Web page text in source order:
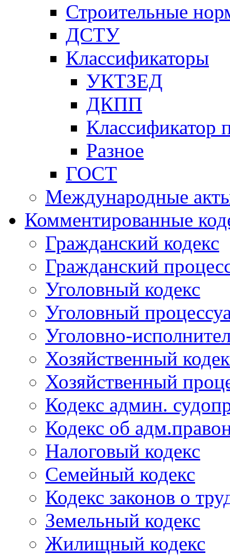
Строительные
ДСТУ
Классификаторы
УКТЗЕД
ДКПП
Классификатор
Разное
ГОСТ
Международные
Комментированные
Гражданский кодекс
Гражданский
Уголовный кодекс
Уголовный
Уголовно-
Хозяйственный
Хозяйственный
Кодекс админ.
Кодекс об
Налоговый кодекс
Семейный кодекс
Кодекс законов о
Земельный кодекс
Жилищный кодекс